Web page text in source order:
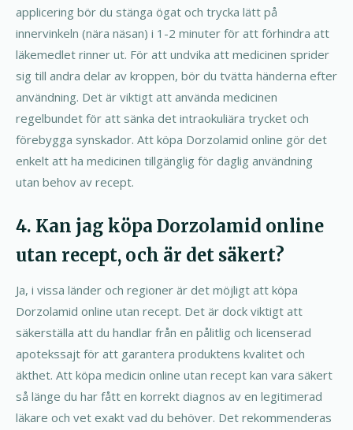
applicering bör du stänga ögat och trycka lätt på
innervinkeln (nära näsan) i 1-2 minuter för att förhindra att
läkemedlet rinner ut. För att undvika att medicinen sprider
sig till andra delar av kroppen, bör du tvätta händerna efter
användning. Det är viktigt att använda medicinen
regelbundet för att sänka det intraokuliära trycket och
förebygga synskador. Att köpa Dorzolamid online gör det
enkelt att ha medicinen tillgänglig för daglig användning
utan behov av recept.
4. Kan jag köpa Dorzolamid online
utan recept, och är det säkert?
Ja, i vissa länder och regioner är det möjligt att köpa
Dorzolamid online utan recept. Det är dock viktigt att
säkerställa att du handlar från en pålitlig och licenserad
apotekssajt för att garantera produktens kvalitet och
äkthet. Att köpa medicin online utan recept kan vara säkert
så länge du har fått en korrekt diagnos av en legitimerad
läkare och vet exakt vad du behöver. Det rekommenderas